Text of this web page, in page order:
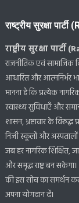
राष्ट्रीय सुरक्षा पार्टी
राष्ट्रीय सुरक्षा
राजनीतिक एवं सामाजिक
आधारित और आत्मनिर्भर
मानना है कि प्रत्येक
स्वास्थ्य सुविधाएँ और समान
शासन, भ्रष्टाचार के
निजी स्कूलों और अस्पतालों
जब हर नागरिक
और समृद्ध राष्ट्र बन
की इस सोच का समर्थन करते
अपना योगदान दें।